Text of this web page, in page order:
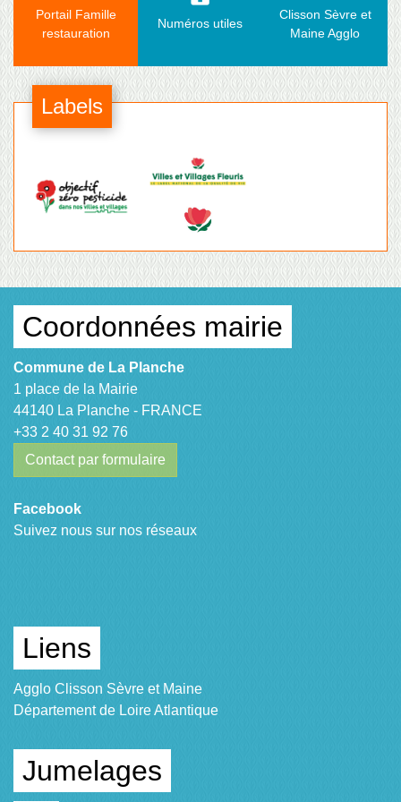
Portail Famille
restauration
Numéros utiles
Clisson Sèvre et
Maine Agglo
Labels
Coordonnées mairie
Commune de La Planche
1 place de la Mairie
44140 La Planche - FRANCE
+33 2 40 31 92 76
Contact par formulaire
Facebook
Suivez nous sur nos réseaux
Liens
Agglo Clisson Sèvre et Maine
Département de Loire Atlantique
Jumelages